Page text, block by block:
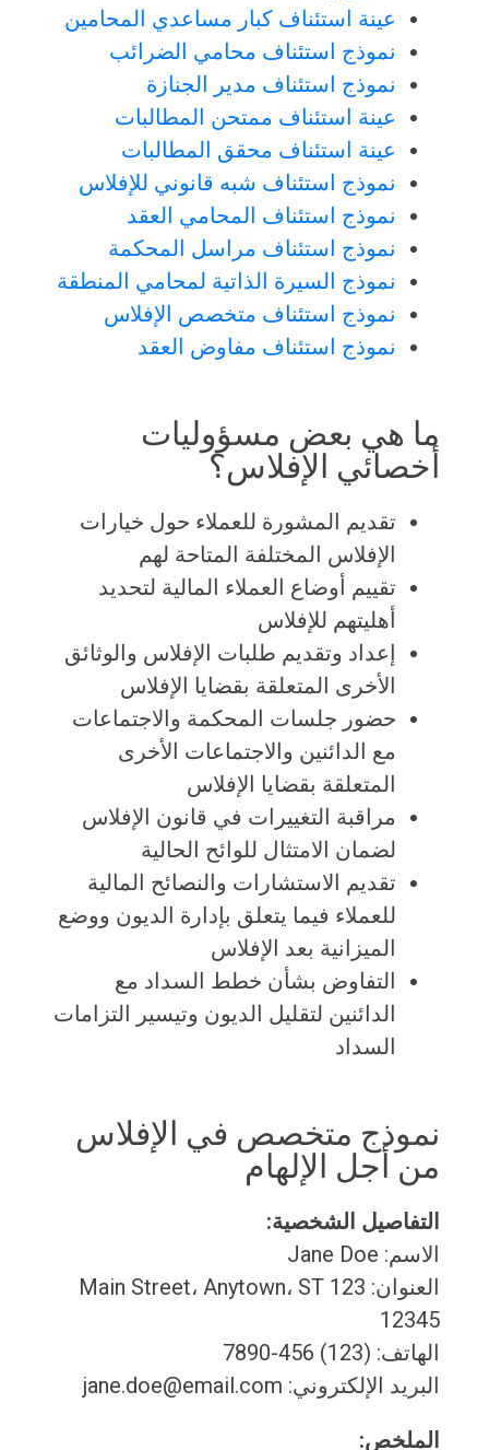
عينة استئناف كبار مساعدي المحامين
نموذج استئناف محامي الضرائب
نموذج استئناف مدير الجنازة
عينة استئناف ممتحن المطالبات
عينة استئناف محقق المطالبات
نموذج استئناف شبه قانوني للإفلاس
نموذج استئناف المحامي العقد
نموذج استئناف مراسل المحكمة
نموذج السيرة الذاتية لمحامي المنطقة
نموذج استئناف متخصص الإفلاس
نموذج استئناف مفاوض العقد
ما هي بعض مسؤوليات
أخصائي الإفلاس؟
تقديم المشورة للعملاء حول خيارات
الإفلاس المختلفة المتاحة لهم
تقييم أوضاع العملاء المالية لتحديد
أهليتهم للإفلاس
إعداد وتقديم طلبات الإفلاس والوثائق
الأخرى المتعلقة بقضايا الإفلاس
حضور جلسات المحكمة والاجتماعات
مع الدائنين والاجتماعات الأخرى
المتعلقة بقضايا الإفلاس
مراقبة التغييرات في قانون الإفلاس
لضمان الامتثال للوائح الحالية
تقديم الاستشارات والنصائح المالية
للعملاء فيما يتعلق بإدارة الديون ووضع
الميزانية بعد الإفلاس
التفاوض بشأن خطط السداد مع
الدائنين لتقليل الديون وتيسير التزامات
السداد
نموذج متخصص في الإفلاس
من أجل الإلهام
التفاصيل الشخصية:
الاسم: Jane Doe
العنوان: 123 Main Street، Anytown، ST
12345
الهاتف: (123) 456-7890
البريد الإلكتروني: jane.doe@email.com
الملخص: